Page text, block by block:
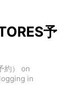
予
約） on
in